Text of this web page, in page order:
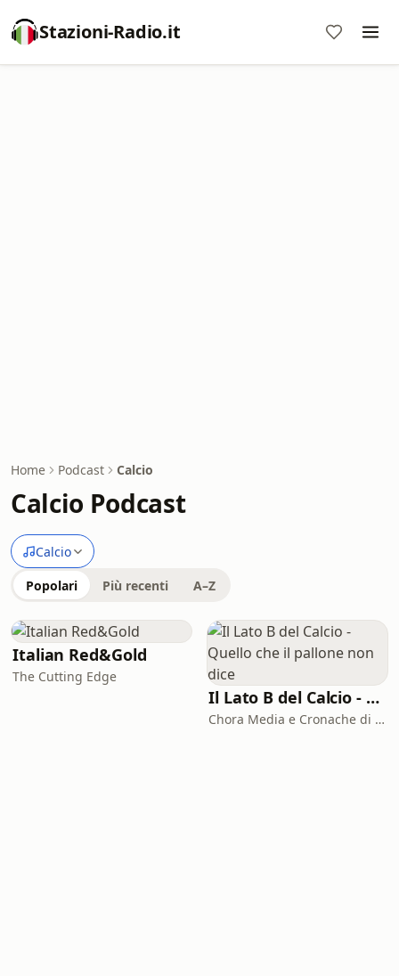
Stazioni-Radio.it
Home Podcast Calcio
Calcio Podcast
Calcio
Popolari Più recenti A–Z
Italian Red&Gold
The Cutting Edge
Il Lato B del Calcio - Quello che il pallone non dice
Chora Media e Cronache di spogliatoio